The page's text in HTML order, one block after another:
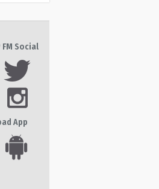
Social
App